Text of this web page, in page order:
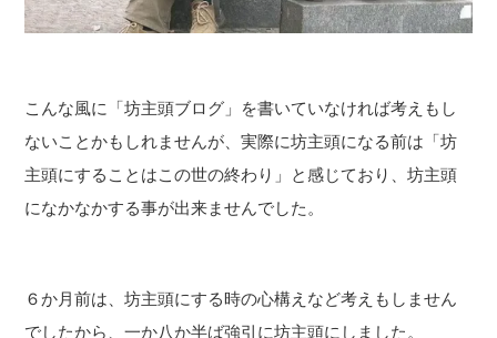
こんな風に「坊主頭ブログ」を書いていなければ考えもし
ないことかもしれませんが、実際に坊主頭になる前は「坊
主頭にすることはこの世の終わり」と感じており、坊主頭
になかなかする事が出来ませんでした。
６か月前は、坊主頭にする時の心構えなど考えもしません
でしたから、一か八か半ば強引に坊主頭にしました。